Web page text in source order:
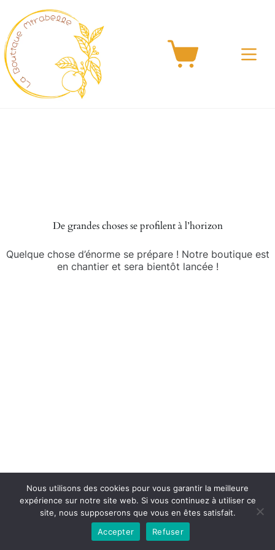
contenu
Panier
d’achat
De grandes choses se profilent à l’horizon
Quelque chose d’énorme se prépare ! Notre boutique est
en chantier et sera bientôt lancée !
Copyright © 2026la boutique mirabelle}.
Nous utilisons des cookies pour vous garantir la meilleure
expérience sur notre site web. Si vous continuez à utiliser ce
site, nous supposerons que vous en êtes satisfait.
Accepter
Refuser